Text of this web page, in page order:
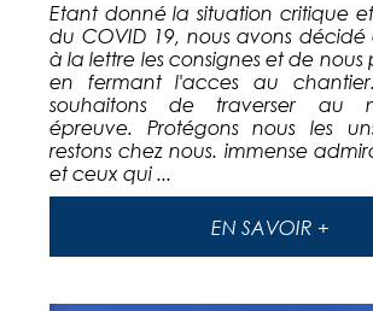
Etant donné la situation critique
du COVID 19, nous avons
à la lettre les consignes et de nous
en fermant l'acces au
souhaitons de traverser au
épreuve. Protégons nous les
restons chez nous. immense
et ceux qui ...
EN SAVOIR +